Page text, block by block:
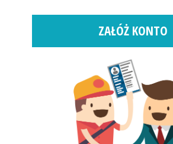
ZAŁÓŻ KONTO